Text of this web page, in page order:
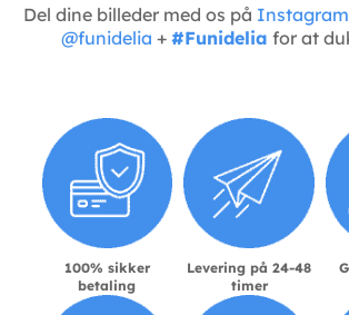
Del dine billeder med os på Instagram
@funidelia + #Funidelia for at
100% sikker
betaling
Levering på 24-48
timer